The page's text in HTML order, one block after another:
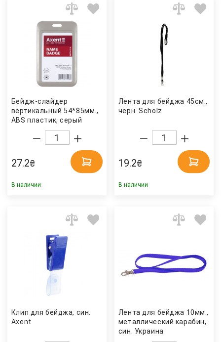
Бейдж-слайдер
вертикальный 54*85мм.,
ABS пластик, серый
27.2₴
В наличии
Лента для бейджа 45см.,
черн. Scholz
19.2₴
В наличии
Клип для бейджа, син.
Axent
Лента для бейджа 10мм.,
металлический карабин,
син. Украина